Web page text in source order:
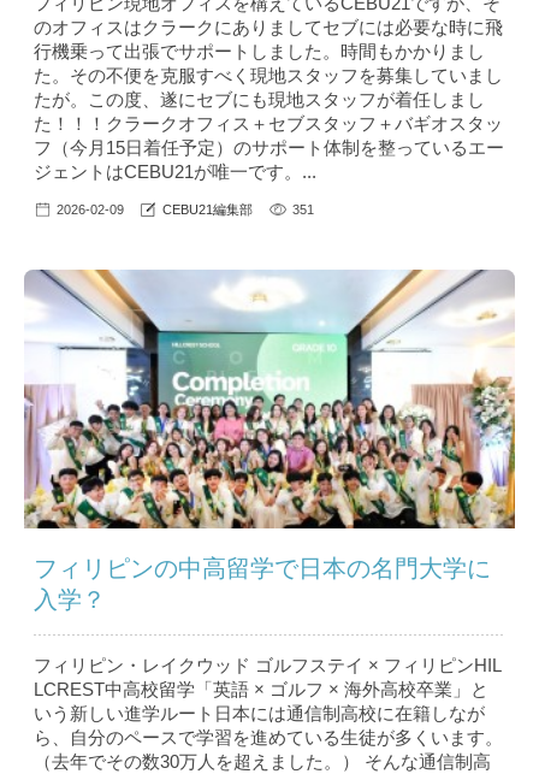
のオフィスはクラークにありましてセブには必要な時に飛
行機乗って出張でサポートしました。時間もかかりまし
た。その不便を克服すべく現地スタッフを募集していまし
たが。この度、遂にセブにも現地スタッフが着任しまし
た！！！クラークオフィス＋セブスタッフ＋バギオスタッ
フ（今月15日着任予定）のサポート体制を整っているエー
ジェントはCEBU21が唯一です。...
2026-02-09 CEBU21編集部 351
フィリピンの中高留学で日本の名門大学に
入学？
フィリピン・レイクウッド ゴルフステイ × フィリピンHIL
LCREST中高校留学「英語 × ゴルフ × 海外高校卒業」と
いう新しい進学ルート日本には通信制高校に在籍しなが
ら、自分のペースで学習を進めている生徒が多くいます。
（去年でその数30万人を超えました。） そんな通信制高